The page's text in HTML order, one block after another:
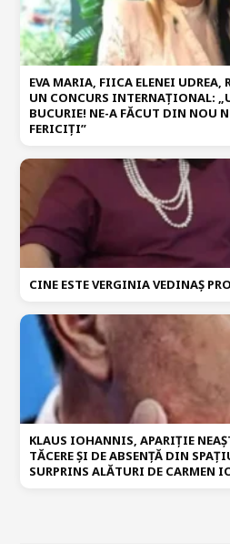
EVA MARIA, FIICA ELENEI
UN CONCURS INTERNAȚIONAL:
BUCURIE! NE-A FĂCUT DIN NOU
FERICIȚI”
CINE ESTE VERGINIA VEDINAȘ
KLAUS IOHANNIS, APARIȚIE
TĂCERE ȘI DE ABSENȚĂ DIN
SURPRINS ALĂTURI DE CARMEN